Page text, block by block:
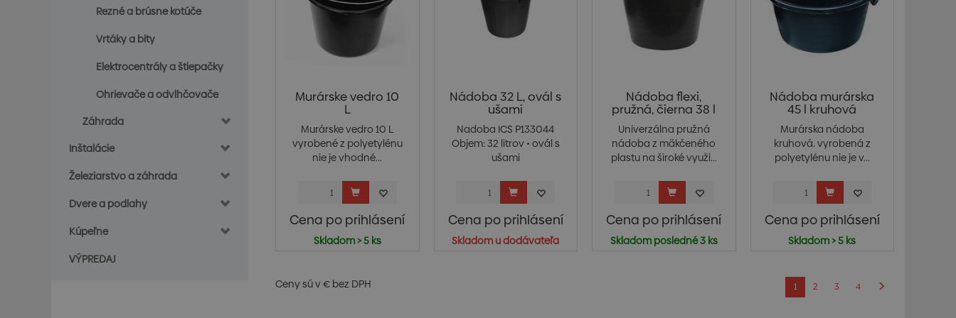
Rezné a brúsne kotúče
Vrtáky a bity
Elektrocentrály a štiepačky
Ohrievače a odvlhčovače
Záhrada
Inštalácie
Železiarstvo a záhrada
Dvere a podlahy
Kúpeľne
VÝPREDAJ
Murárske vedro 10
L
Murárske vedro 10 L
vyrobené z polyetylénu
nie je vhodné...
Cena po prihlásení
Skladom > 5 ks
Nádoba 32 L, ovál s
ušami
Nadoba ICS P133044
Objem: 32 litrov • ovál s
ušami
Cena po prihlásení
Skladom u dodávateľa
Nádoba flexi,
pružná, čierna 38 l
Univerzálna pružná
nádoba z mäkčeného
plastu na široké využi...
Cena po prihlásení
Skladom posledné 3 ks
Nádoba murárska
45 l kruhová
Murárska nádoba
kruhová. vyrobená z
polyetylénu nie je v...
Cena po prihlásení
Skladom > 5 ks
Ceny sú v € bez DPH 1 2 3 4